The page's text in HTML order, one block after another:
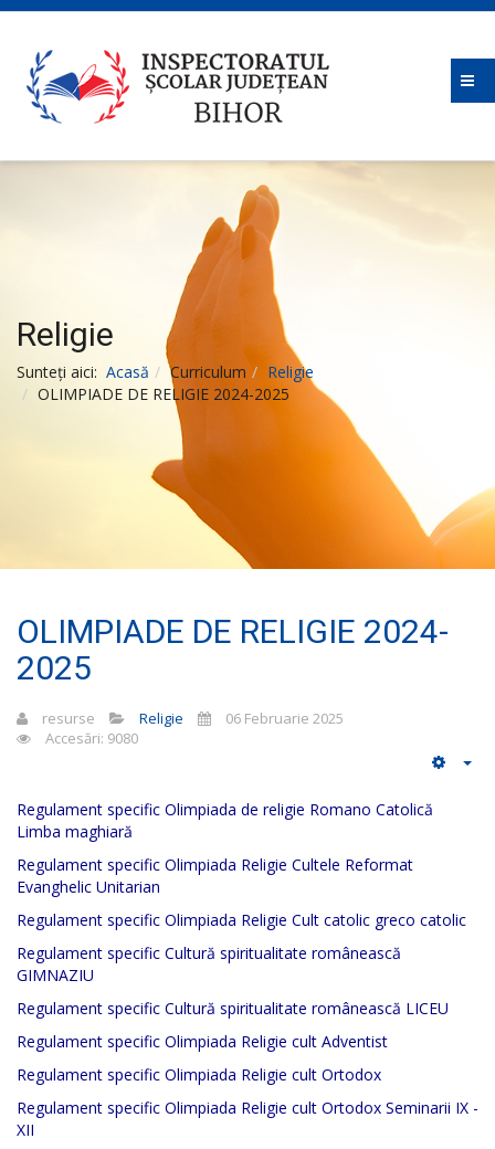
Religie
Sunteți aici: Acasă Curriculum
Religie
OLIMPIADE DE RELIGIE 2024-2025
OLIMPIADE DE RELIGIE 2024-
2025
resurse Religie
06 Februarie 2025
Accesări: 9080
Regulament specific Olimpiada de religie Romano Catolică
Limba maghiară
Regulament specific Olimpiada Religie Cultele Reformat
Evanghelic Unitarian
Regulament specific Olimpiada Religie Cult catolic greco catolic
Regulament specific Cultură spiritualitate românească
GIMNAZIU
Regulament specific Cultură spiritualitate românească LICEU
Regulament specific Olimpiada Religie cult Adventist
Regulament specific Olimpiada Religie cult Ortodox
Regulament specific Olimpiada Religie cult Ortodox Seminarii IX -
XII